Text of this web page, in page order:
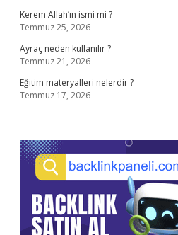
Kerem Allah’ın ismi mi ?
Temmuz 25, 2026
Ayraç neden kullanılır ?
Temmuz 21, 2026
Eğitim materyalleri nelerdir ?
Temmuz 17, 2026